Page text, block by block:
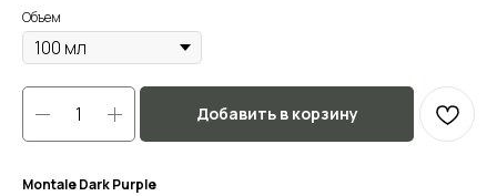
Объем
Добавить в корзину
Montale Dark Purple